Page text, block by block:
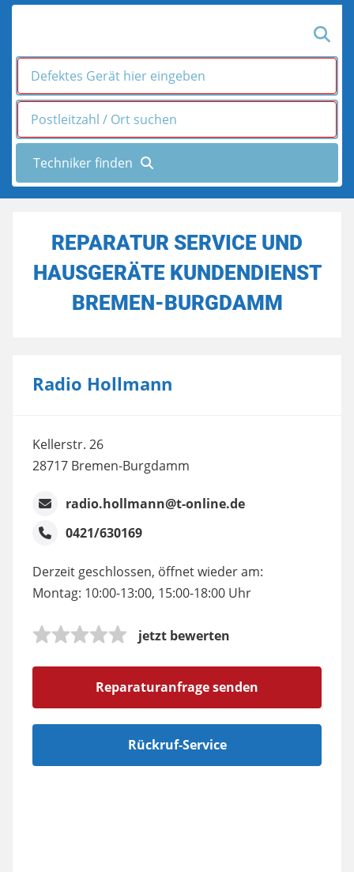
REPARATUR SERVICE UND
HAUSGERÄTE KUNDENDIENST
BREMEN-BURGDAMM
Radio Hollmann
Kellerstr. 26
28717 Bremen-Burgdamm
radio.hollmann@t-online.de
0421/630169
Derzeit geschlossen, öffnet wieder am:
Montag: 10:00-13:00, 15:00-18:00 Uhr
jetzt bewerten
Reparaturanfrage senden
Rückruf-Service